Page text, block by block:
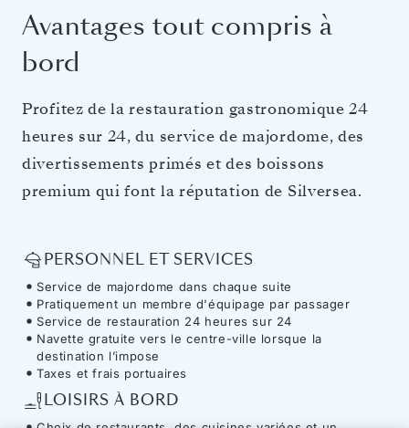
Avantages tout compris à
bord
Profitez de la restauration gastronomique 24
heures sur 24, du service de majordome, des
divertissements primés et des boissons
premium qui font la réputation de Silversea.
PERSONNEL ET SERVICES
Service de majordome dans chaque suite
Pratiquement un membre d'équipage par passager
Service de restauration 24 heures sur 24
Navette gratuite vers le centre-ville lorsque la
destination l’impose
Taxes et frais portuaires
LOISIRS À BORD